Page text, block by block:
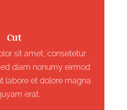
Cut
sit amet, consetetur
diam nonumy eirmod
labore et dolore magna
erat.